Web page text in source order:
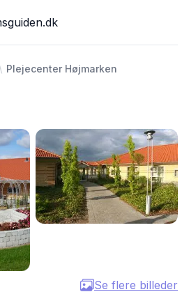
Plejecenter Højmarken
Se flere billeder